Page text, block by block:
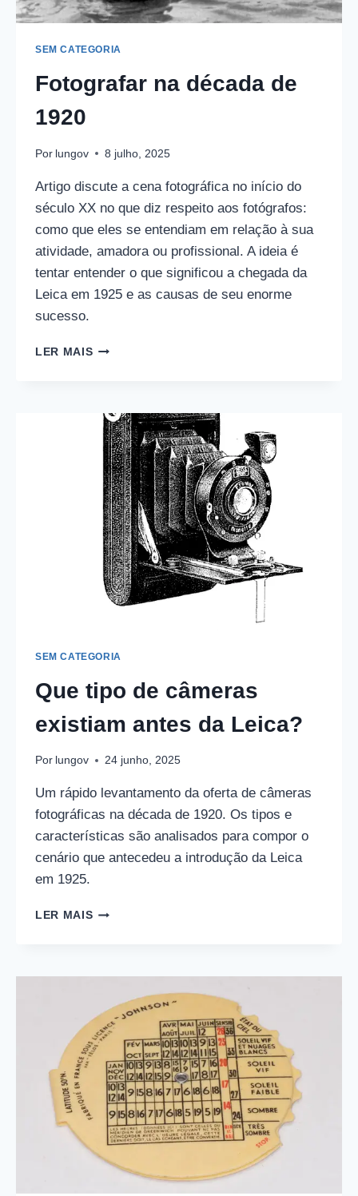
SEM CATEGORIA
Fotografar na década de
1920
Por lungov 8 julho, 2025
Artigo discute a cena fotográfica no início do
século XX no que diz respeito aos fotógrafos:
como que eles se entendiam em relação à sua
atividade, amadora ou profissional. A ideia é
tentar entender o que significou a chegada da
Leica em 1925 e as causas de seu enorme
sucesso.
LER MAISFOTOGRAFAR
1920
SEM CATEGORIA
Que tipo de câmeras
existiam antes da Leica?
Por lungov 24 junho, 2025
Um rápido levantamento da oferta de câmeras
fotográficas na década de 1920. Os tipos e
características são analisados para compor o
cenário que antecedeu a introdução da Leica
em 1925.
LER MAISQUE
EXISTIAM
DA
LEICA?